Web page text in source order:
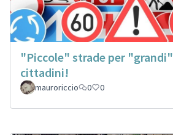
"Piccole" strade per "grandi"
cittadini!
mauroriccio 0 0